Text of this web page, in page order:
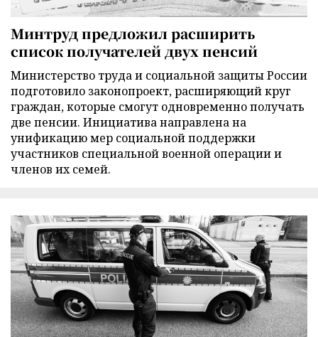
Минтруд предложил расширить
список получателей двух пенсий
Министерство труда и социальной защиты России
подготовило законопроект, расширяющий круг
граждан, которые смогут одновременно получать
две пенсии. Инициатива направлена на
унификацию мер социальной поддержки
участников специальной военной операции и
членов их семей.